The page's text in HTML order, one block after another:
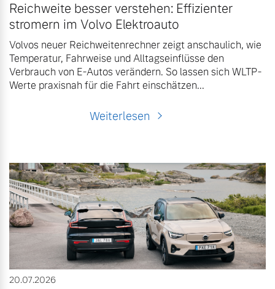
Geschäftskunden
Editionsmodelle
Konnektivität
Angebot anfragen
Fahrzeug konfigurieren
Sofort verfügbare Fahrzeuge
Aktuelle Zubehörangebote
Zubehörkatalog
Vielzahl von Original
Volvo Winter- und
Sommer Kompletträder.
Bitte sprechen Sie uns
direkt an.
Mehr erfahren
Reichweite besser verstehen: Effizienter
stromern im Volvo Elektroauto
Volvos neuer Reichweitenrechner zeigt anschaulich, wie
Temperatur, Fahrweise und Alltagseinflüsse den
Verbrauch von E-Autos verändern. So lassen sich WLTP-
Werte praxisnah für die Fahrt einschätzen...
Weiterlesen
20.07.2026